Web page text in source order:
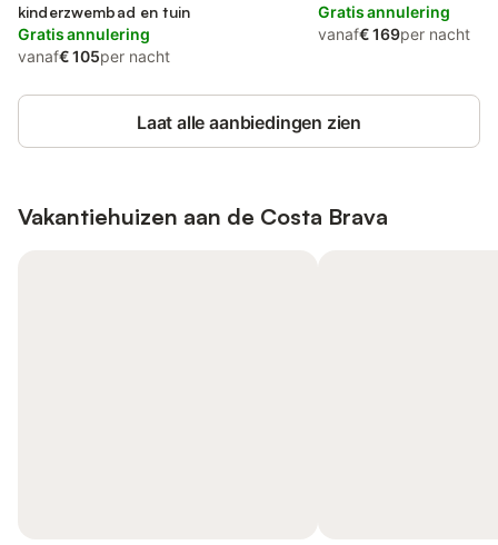
kinderzwembad en tuin
Gratis annulering
vanaf€ 105per nacht
Gratis annulering
vanaf€ 169per nacht
Laat alle aanbiedingen zien
Vakantiehuizen aan de Costa Brava